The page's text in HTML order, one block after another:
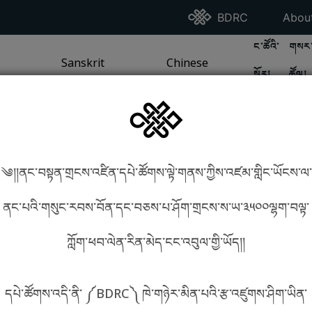
Go To BDRC
BDRC Go
/ SEA TRADITIONPAGE
GO TOSANSKRIT TRADITION
Sanskrit
GO TOCHINESE TRADITION
Chinese
GO TO
ང་ཚོའི་
སྐོར།
GO
ཚོལ།
༄།།ནང་བསྟན་གྲངས་འཛིན་དཔེ་ཚོགས་ལྟེ་གནས་ཀྱིས་འཛམ་གླིང་ཡོངས་ལ་
ནང་པའི་གསུང་རབས་བོན་དང་བཅས་པ་ཤོག་གྲངས་ས་ཡ་༣༥༠༠ལྷག་བལྟ་
ཀློག་ཕབ་ལེན་རིན་མེད་ངང་འབུལ་གྱི་ཡོད།།
དཔེ་ཚོགས་འདི་ནི་ ༼BDRC༽ ཁེ་གཉེར་མིན་པའི་རྩ་འཛུགས་ཤིག་ཡིན་
phonetics! How to find things?